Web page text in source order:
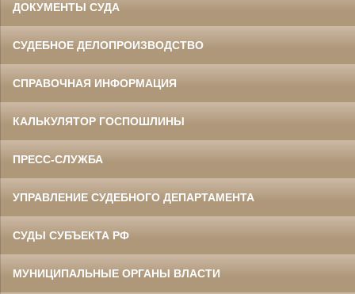
ДОКУМЕНТЫ СУДА
СУДЕБНОЕ ДЕЛОПРОИЗВОДСТВО
СПРАВОЧНАЯ ИНФОРМАЦИЯ
КАЛЬКУЛЯТОР ГОСПОШЛИНЫ
ПРЕСС-СЛУЖБА
УПРАВЛЕНИЕ СУДЕБНОГО ДЕПАРТАМЕНТА
СУДЫ СУБЪЕКТА РФ
МУНИЦИПАЛЬНЫЕ ОРГАНЫ ВЛАСТИ